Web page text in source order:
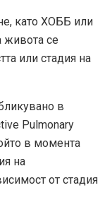
като ХОББ или
живота се
или стадия на
в
Pulmonary
в момента
на
от стадия